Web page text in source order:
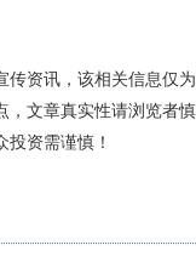
传资讯，该相关信息仅为
，文章真实性请浏览者慎
资需谨慎！